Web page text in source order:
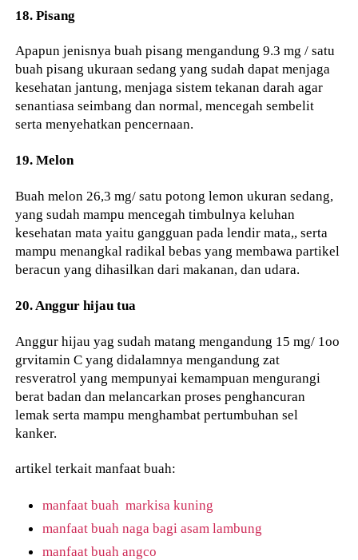
18. Pisang
Apapun jenisnya buah pisang mengandung 9.3 mg / satu
buah pisang ukuraan sedang yang sudah dapat menjaga
kesehatan jantung, menjaga sistem tekanan darah agar
senantiasa seimbang dan normal, mencegah sembelit
serta menyehatkan pencernaan.
19. Melon
Buah melon 26,3 mg/ satu potong lemon ukuran sedang,
yang sudah mampu mencegah timbulnya keluhan
kesehatan mata yaitu gangguan pada lendir mata,, serta
mampu menangkal radikal bebas yang membawa partikel
beracun yang dihasilkan dari makanan, dan udara.
20. Anggur hijau tua
Anggur hijau yag sudah matang mengandung 15 mg/ 1oo
grvitamin C yang didalamnya mengandung zat
resveratrol yang mempunyai kemampuan mengurangi
berat badan dan melancarkan proses penghancuran
lemak serta mampu menghambat pertumbuhan sel
kanker.
artikel terkait manfaat buah:
manfaat buah markisa kuning
manfaat buah naga bagi asam lambung
manfaat buah angco